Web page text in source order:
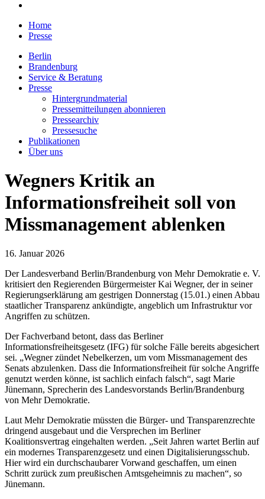
Home
Presse
Berlin
Brandenburg
Service & Beratung
Presse
Hintergrundmaterial
Pressemitteilungen abonnieren
Pressearchiv
Pressesuche
Publikationen
Über uns
Wegners Kritik an
Informationsfreiheit soll von
Missmanagement ablenken
16. Januar 2026
Der Landesverband Berlin/Brandenburg von Mehr Demokratie e. V.
kritisiert den Regierenden Bürgermeister Kai Wegner, der in seiner
Regierungserklärung am gestrigen Donnerstag (15.01.) einen Abbau
staatlicher Transparenz ankündigte, angeblich um Infrastruktur vor
Angriffen zu schützen.
Der Fachverband betont, dass das Berliner
Informationsfreiheitsgesetz (IFG) für solche Fälle bereits abgesichert
sei. „Wegner zündet Nebelkerzen, um vom Missmanagement des
Senats abzulenken. Dass die Informationsfreiheit für solche Angriffe
genutzt werden könne, ist sachlich einfach falsch“, sagt Marie
Jünemann, Sprecherin des Landesvorstands Berlin/Brandenburg
von Mehr Demokratie.
Laut Mehr Demokratie müssten die Bürger- und Transparenzrechte
dringend ausgebaut und die Versprechen im Berliner
Koalitionsvertrag eingehalten werden. „Seit Jahren wartet Berlin auf
ein modernes Transparenzgesetz und einen Digitalisierungsschub.
Hier wird ein durchschaubarer Vorwand geschaffen, um einen
Schritt zurück zum preußischen Amtsgeheimnis zu machen“, so
Jünemann.